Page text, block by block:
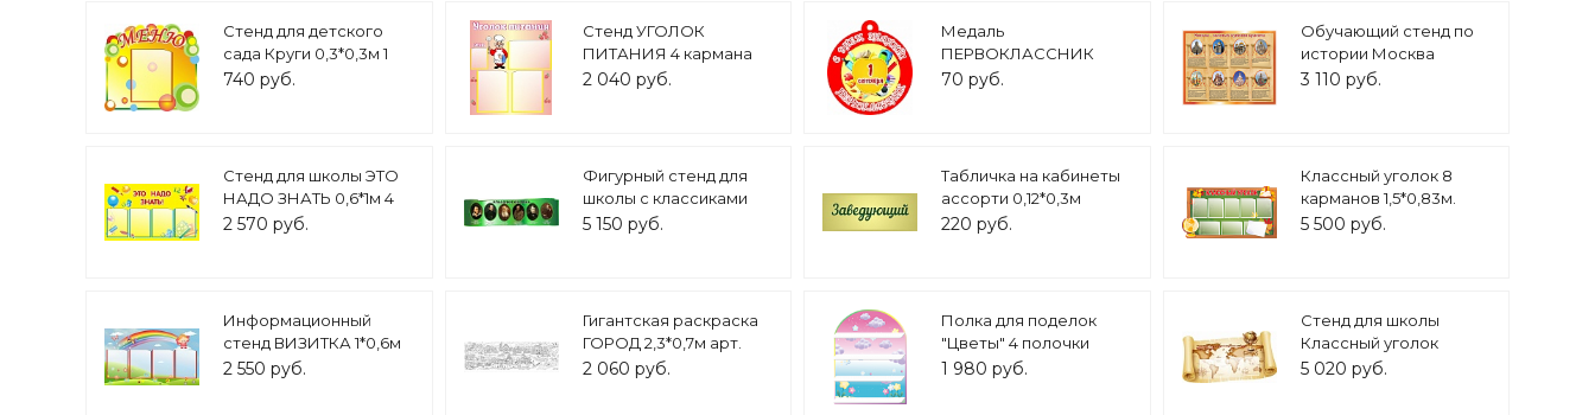
Стенд для детского
сада Круги 0,3*0,3м 1
карман арт. 6087
740 руб.
Стенд УГОЛОК
ПИТАНИЯ 4 кармана
0,7*0,6м арт. 5789
2 040 руб.
Медаль
ПЕРВОКЛАССНИК
10*10см арт. 1050
70 руб.
Обучающий стенд по
истории Москва
золотых куполов
3 110 руб.
Стенд для школы ЭТО
НАДО ЗНАТЬ 0,6*1м 4
кармана арт 842
2 570 руб.
Фигурный стенд для
школы с классиками
русской литературы 19
5 150 руб.
Табличка на кабинеты
ассорти 0,12*0,3м
арт.2916
220 руб.
Классный уголок 8
карманов 1,5*0,83м.
арт.Ш456
5 500 руб.
Информационный
стенд ВИЗИТКА 1*0,6м
4 кармана арт. 1880
2 550 руб.
Гигантская раскраска
ГОРОД 2,3*0,7м арт.
5134
2 060 руб.
Полка для поделок
"Цветы" 4 полочки
0,49*0,63м. арт.П619
1 980 руб.
Стенд для школы
Классный уголок
1,5*0,85м 4 кармана арт.
5 020 руб.